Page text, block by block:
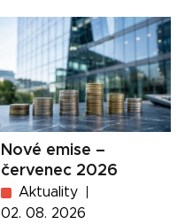
Nové emise –
červenec 2026
Aktuality
02. 08. 2026